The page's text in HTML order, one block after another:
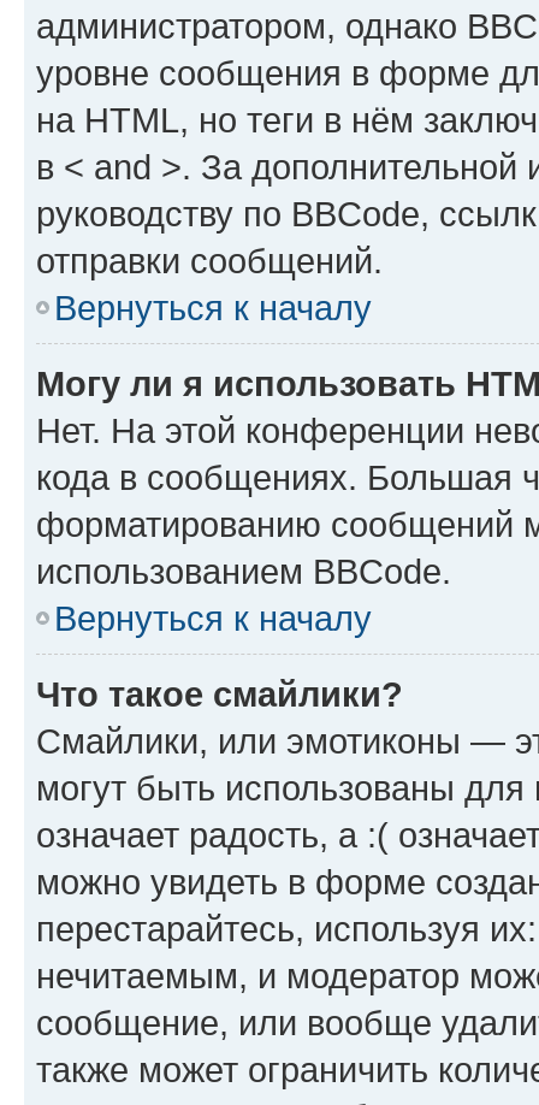
администратором, однако
уровне сообщения в форме
на HTML, но теги в нём
в < and >. За
руководству по BBCode,
отправки сообщений.
Вернуться к началу
Могу ли я использовать
Нет. На этой конференции
кода в сообщениях. Большая
форматированию сообщений
использованием BBCode.
Вернуться к началу
Что такое смайлики?
Смайлики, или эмотиконы —
могут быть использованы
означает радость, а :(
можно увидеть в форме
перестарайтесь, используя
нечитаемым, и модератор
сообщение, или вообще
также может ограничить